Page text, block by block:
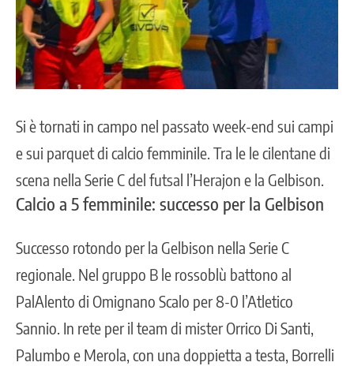
Si è tornati in campo nel passato week-end sui campi
e sui parquet di calcio femminile. Tra le le cilentane di
scena nella Serie C del futsal l’Herajon e la Gelbison.
Calcio a 5 femminile: successo per la Gelbison
Successo rotondo per la Gelbison nella Serie C
regionale. Nel gruppo B le rossoblù battono al
PalAlento di Omignano Scalo per 8-0 l’Atletico
Sannio. In rete per il team di mister Orrico Di Santi,
Palumbo e Merola, con una doppietta a testa, Borrelli